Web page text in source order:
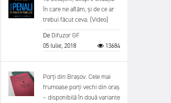
în care ne aflăm, și de ce ar
trebui făcut ceva. (Video)
De Difuzor GF
05 Iulie, 2018
13684
Porți din Brașov. Cele mai
frumoase porți vechi din oraș
– disponibilă în două variante